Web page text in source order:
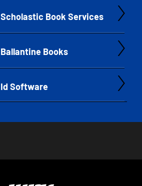
Scholastic Book Services
Ballantine Books
Id Software